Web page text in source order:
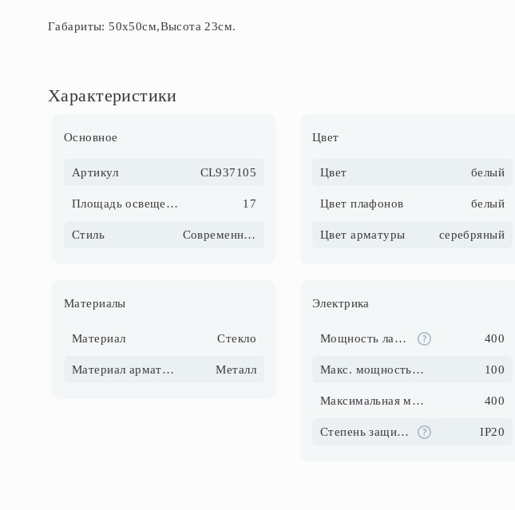
Габариты: 50х50см,Высота 23см.
Характеристики
Основное
Артикул CL937105
Площадь освещения, м2 17
Стиль Современный
Цвет
Цвет белый
Цвет плафонов белый
Цвет арматуры серебряный
Материалы
Материал Стекло
Материал арматуры Металл
Электрика
Мощность ламп, Вт 400
Макс. мощность ламп, Вт 100
Максимальная мощность, Вт 400
Степень защиты IP IP20